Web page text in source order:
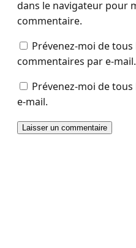
dans le navigateur pour
commentaire.
Prévenez-moi de
commentaires par e-mail.
Prévenez-moi de
e-mail.